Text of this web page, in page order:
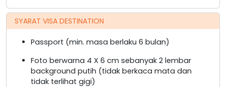
SYARAT VISA DESTINATION
Passport (min. masa berlaku 6 bulan)
Foto berwarna 4 X 6 cm sebanyak 2 lembar
background putih (tidak berkaca mata dan
tidak terlihat gigi)